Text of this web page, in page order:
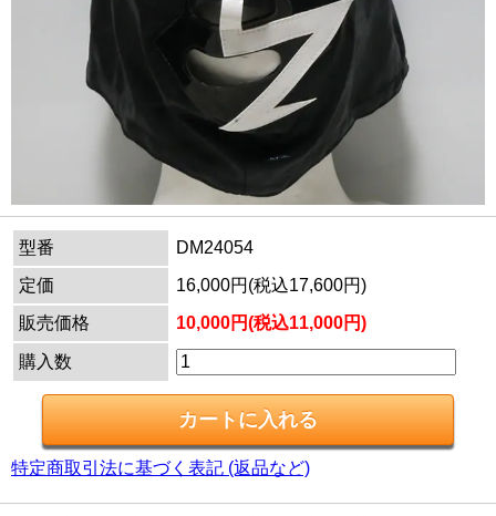
型番
DM24054
定価
16,000円(税込17,600円)
販売価格
10,000円(税込11,000円)
購入数
特定商取引法に基づく表記 (返品など)